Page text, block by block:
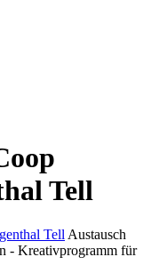
Tell
Austausch
- Kreativprogramm für